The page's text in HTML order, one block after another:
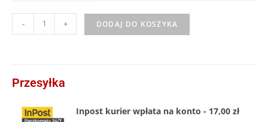
- + DODAJ DO KOSZYKA
Przesyłka
Inpost kurier wpłata na konto - 17,00 zł